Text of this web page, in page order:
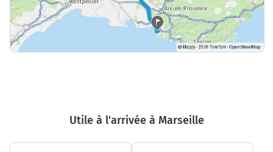
Utile à l'arrivée à Marseille